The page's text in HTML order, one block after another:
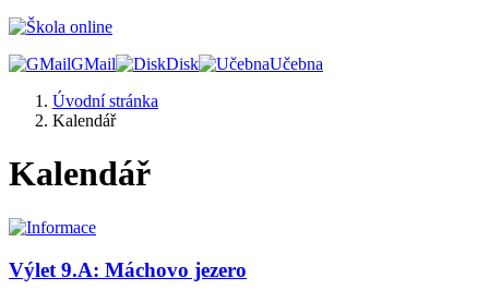
GMail Disk
Učebna
Úvodní stránka
Kalendář
Kalendář
Výlet 9.A: Máchovo jezero